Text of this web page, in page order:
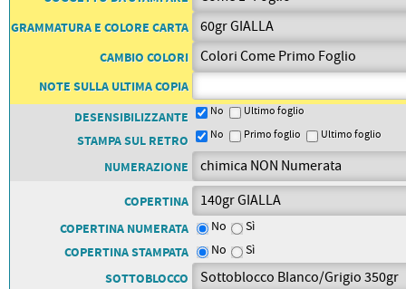
PETTORALI NUMERI DA
PETTORALI CON NOME ATLETA
GRAMMATURA E COLORE CARTA
CAMBIO COLORI
NOTE SULLA ULTIMA COPIA
DESENSIBILIZZANTE
No Ultimo foglio
STAMPA SUL RETRO No Primo foglio Ultimo foglio
NUMERAZIONE
COPERTINA
COPERTINA NUMERATA
No Sì
COPERTINA STAMPATA No Sì
SOTTOBLOCCO